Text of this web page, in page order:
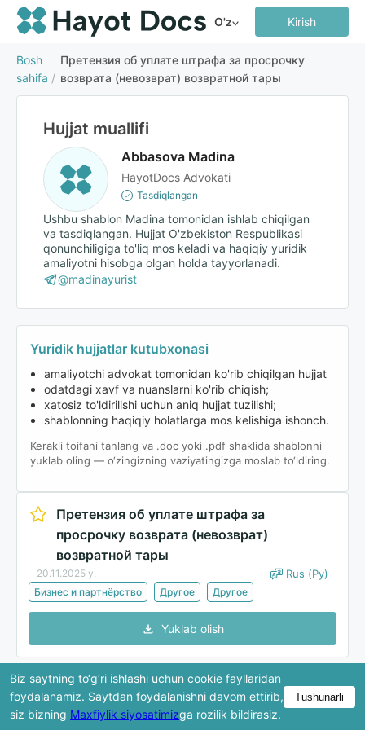
O'z Kirish
Bosh
sahifa /
Претензия об уплате штрафа за просрочку
возврата (невозврат) возвратной тары
Hujjat muallifi
Abbasova Madina
HayotDocs Advokati
Tasdiqlangan
Ushbu shablon Madina tomonidan ishlab chiqilgan
va tasdiqlangan. Hujjat O'zbekiston Respublikasi
qonunchiligiga to'liq mos keladi va haqiqiy yuridik
amaliyotni hisobga olgan holda tayyorlanadi.
@madinayurist
Yuridik hujjatlar kutubxonasi
amaliyotchi advokat tomonidan ko'rib chiqilgan hujjat
odatdagi xavf va nuanslarni ko'rib chiqish;
xatosiz to'ldirilishi uchun aniq hujjat tuzilishi;
shablonning haqiqiy holatlarga mos kelishiga ishonch.
Kerakli toifani tanlang va .doc yoki .pdf shaklida shablonni
yuklab oling — o‘zingizning vaziyatingizga moslab to‘ldiring.
Претензия об уплате штрафа за
просрочку возврата (невозврат)
возвратной тары
20.11.2025 y. Rus (Ру)
Бизнес и партнёрство Другое Другое
Yuklab olish
Ko'rib chiqishda hujjatning faqat bir qismi ko'rsatiladi.
To'liq versiya yuklab olingandan keyin mavjud bo'ladi.
Biz saytning to‘g‘ri ishlashi uchun cookie fayllaridan
foydalanamiz. Saytdan foydalanishni davom ettirib,
siz bizning Maxfiylik siyosatimizga rozilik bildirasiz.
Tushunarli